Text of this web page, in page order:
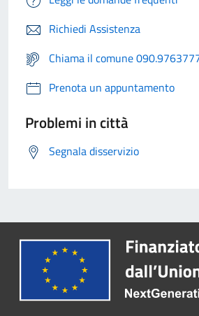
Richiedi Assistenza
Chiama il comune
Prenota un appuntamento
Problemi in città
Segnala disservizio